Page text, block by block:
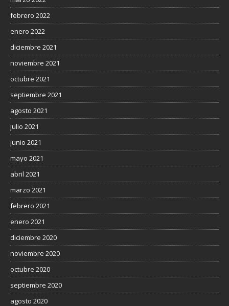
febrero 2022
enero 2022
diciembre 2021
noviembre 2021
octubre 2021
septiembre 2021
agosto 2021
julio 2021
junio 2021
mayo 2021
abril 2021
marzo 2021
febrero 2021
enero 2021
diciembre 2020
noviembre 2020
octubre 2020
septiembre 2020
agosto 2020